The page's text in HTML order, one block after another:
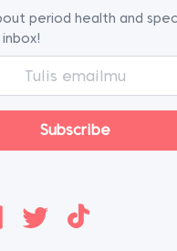
period health and